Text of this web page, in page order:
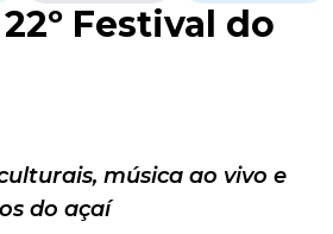
Festival do
música ao vivo e
do açaí